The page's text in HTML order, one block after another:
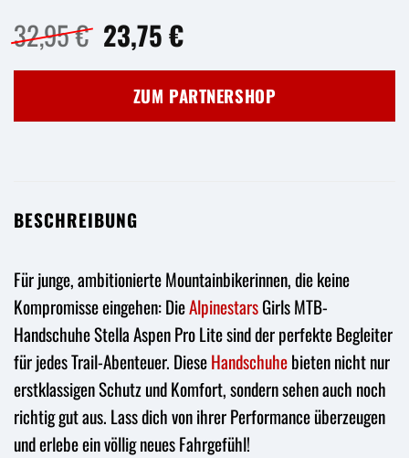
32,95€ Ursprünglicher
Preis
war:
32,95 €
23,75€Aktueller
ist:
23,75 €.
ZUM PARTNERSHOP
BESCHREIBUNG
Für junge, ambitionierte Mountainbikerinnen, die keine
Kompromisse eingehen: DieAlpinestarsGirls MTB-
Handschuhe Stella Aspen Pro Lite sind der perfekte Begleiter
für jedes Trail-Abenteuer. DieseHandschuhebieten nicht nur
erstklassigen Schutz und Komfort, sondern sehen auch noch
richtig gut aus. Lass dich von ihrer Performance überzeugen
und erlebe ein völlig neues Fahrgefühl!